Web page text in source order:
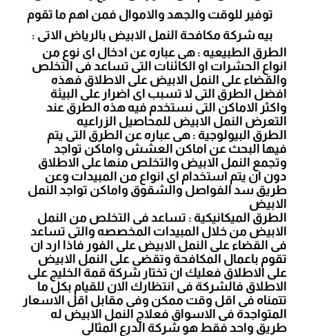
توفير للوقت والجهد والاموال فمن اهم ما تقوم
بيه شركة مكافحة النمل الابيض بالرياض الاتى :
الطرق الطبيعيه : هى عباره عن ادخال اى نوع من
انواع الحشرات او الكائنات التى تساعد فى التخلص
والقضاء على النمل الابيض على الاطلاق فهذه
افضل الطرق التى لا تسبب اى اضرار على البيئة
واكثر الاماكن التى نستخدم فيه هذه الطرق عند
التعرض النمل الابيض للمحاصيل الزراعيه
الطرق البيولوجية : هى عباره عن الطرق التى يتم
فيها البحث عن اماكن العشش واماكن تواجد
وتجمع النمل الابيض والتخلص منها على الاطلاق
دون ان يتم استخدام اى انواع من المبيدات وعن
طريق سد الفواصل والشقوق واماكن تواجد النمل
الابيض
الطرق الميكانيكية : تساعد فى التخلص من النمل
الابيض من خلال المبيدات المخصصه والتى تساعد
فى القضاء على النمل الابيض على الفور فاذا ارد ان
تقوم باعمال المكافحة وتقضى على النمل الابيض
على الاطلاق فعليك ان تختار شركة قمة الخليج على
الاطلاق فالشركة فى انتظارك الان للقيام بكل ما
تتمناه فى اقل وقت ممكن وفى مقابل اقل الاسعار
المتواجدة فى الاسواق فعلاج النمل الابيض له
طريق واحد فقط هو شركة الدرع المثالي